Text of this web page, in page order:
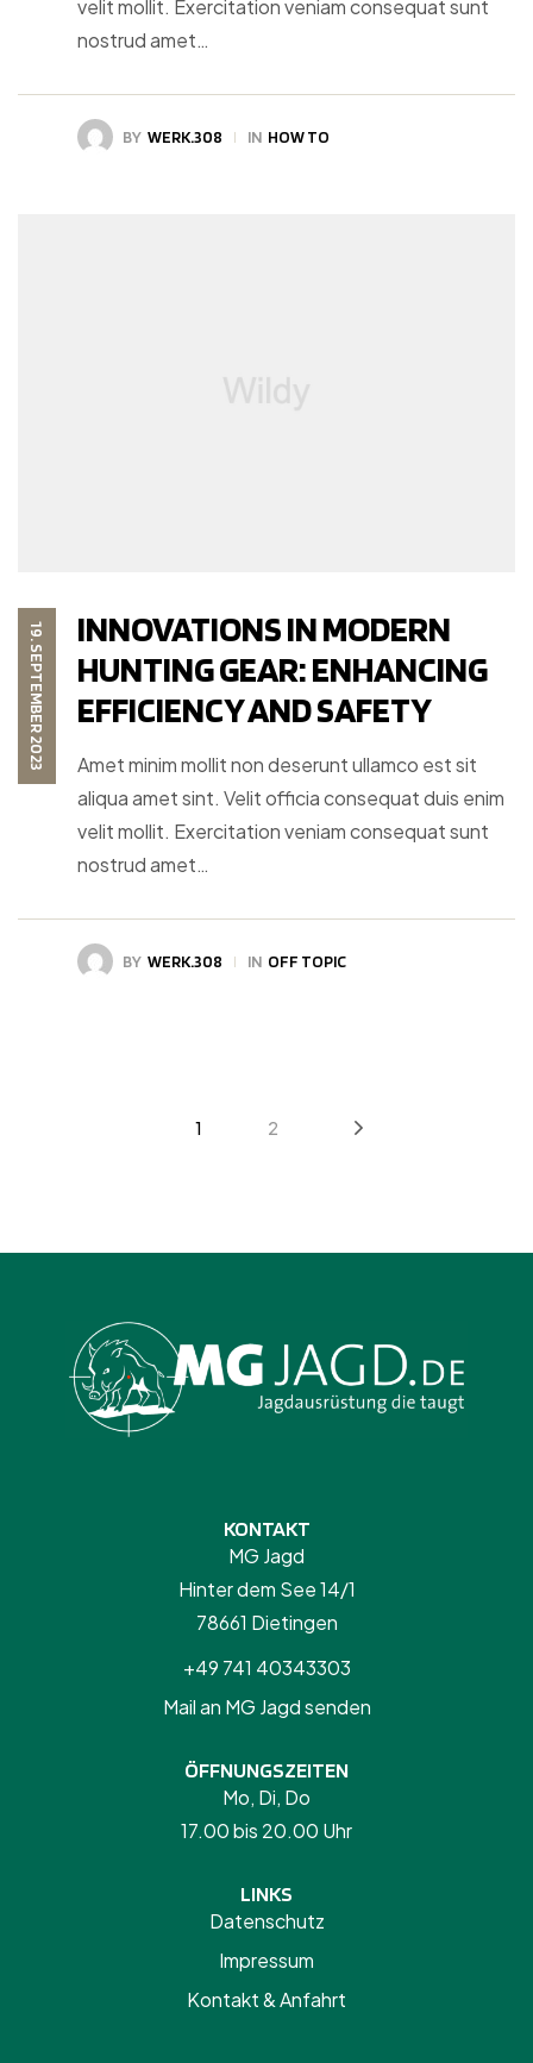
velit mollit. Exercitation veniam consequat sunt
nostrud amet…
BY WERK.308 IN HOW TO
19. SEPTEMBER 2023
INNOVATIONS IN MODERN
HUNTING GEAR: ENHANCING
EFFICIENCY AND SAFETY
Amet minim mollit non deserunt ullamco est sit
aliqua amet sint. Velit officia consequat duis enim
velit mollit. Exercitation veniam consequat sunt
nostrud amet…
BY WERK.308 IN OFF TOPIC
1 2
KONTAKT
MG Jagd
Hinter dem See 14/1
78661 Dietingen
+49 741 40343303
Mail an MG Jagd senden
ÖFFNUNGSZEITEN
Mo, Di, Do
17.00 bis 20.00 Uhr
LINKS
Datenschutz
Impressum
Kontakt & Anfahrt